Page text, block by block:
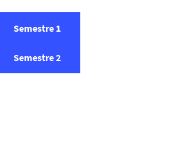
Semestre 1
Semestre 2